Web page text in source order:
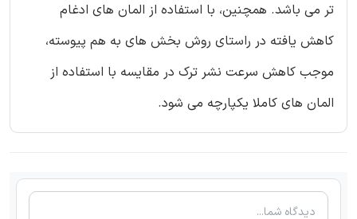
تر می باشد. همچنین، با استفاده از المان های ادغام
کاهش یافته در راستای روش بخش های به هم پیوسته،
موجب کاهش سرعت نشر ترک در مقایسه با استفاده از
المان های کاملا یکپارچه می شود.